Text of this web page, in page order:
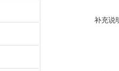
补充说